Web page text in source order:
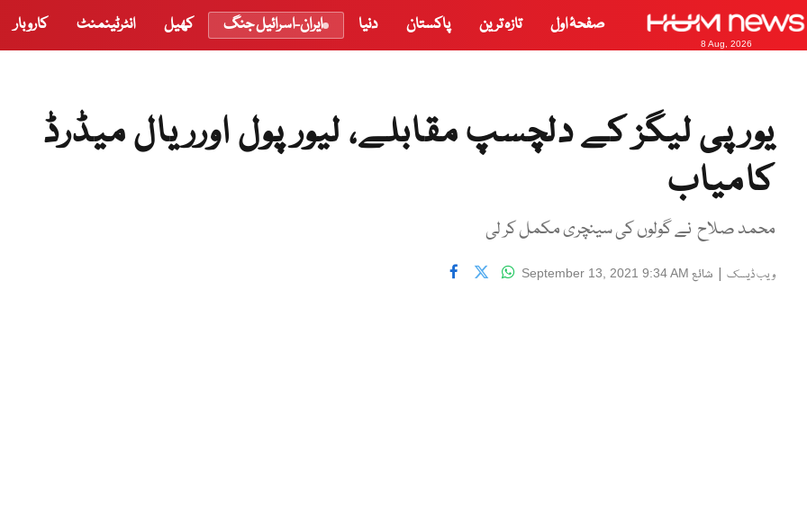
8 Aug, 2026
صفحۂ اول تازہ ترین پاکستان دنیا ایران-اسرائیل جنگ کھیل انٹرٹینمنٹ کاروبار
یورپی لیگز کے دلچسپ مقابلے، لیور پول اورریال میڈرڈ
کامیاب
محمد صلاح نے گولوں کی سینچری مکمل کر لی
ویب ڈیسک | شائع September 13, 2021 9:34 AM